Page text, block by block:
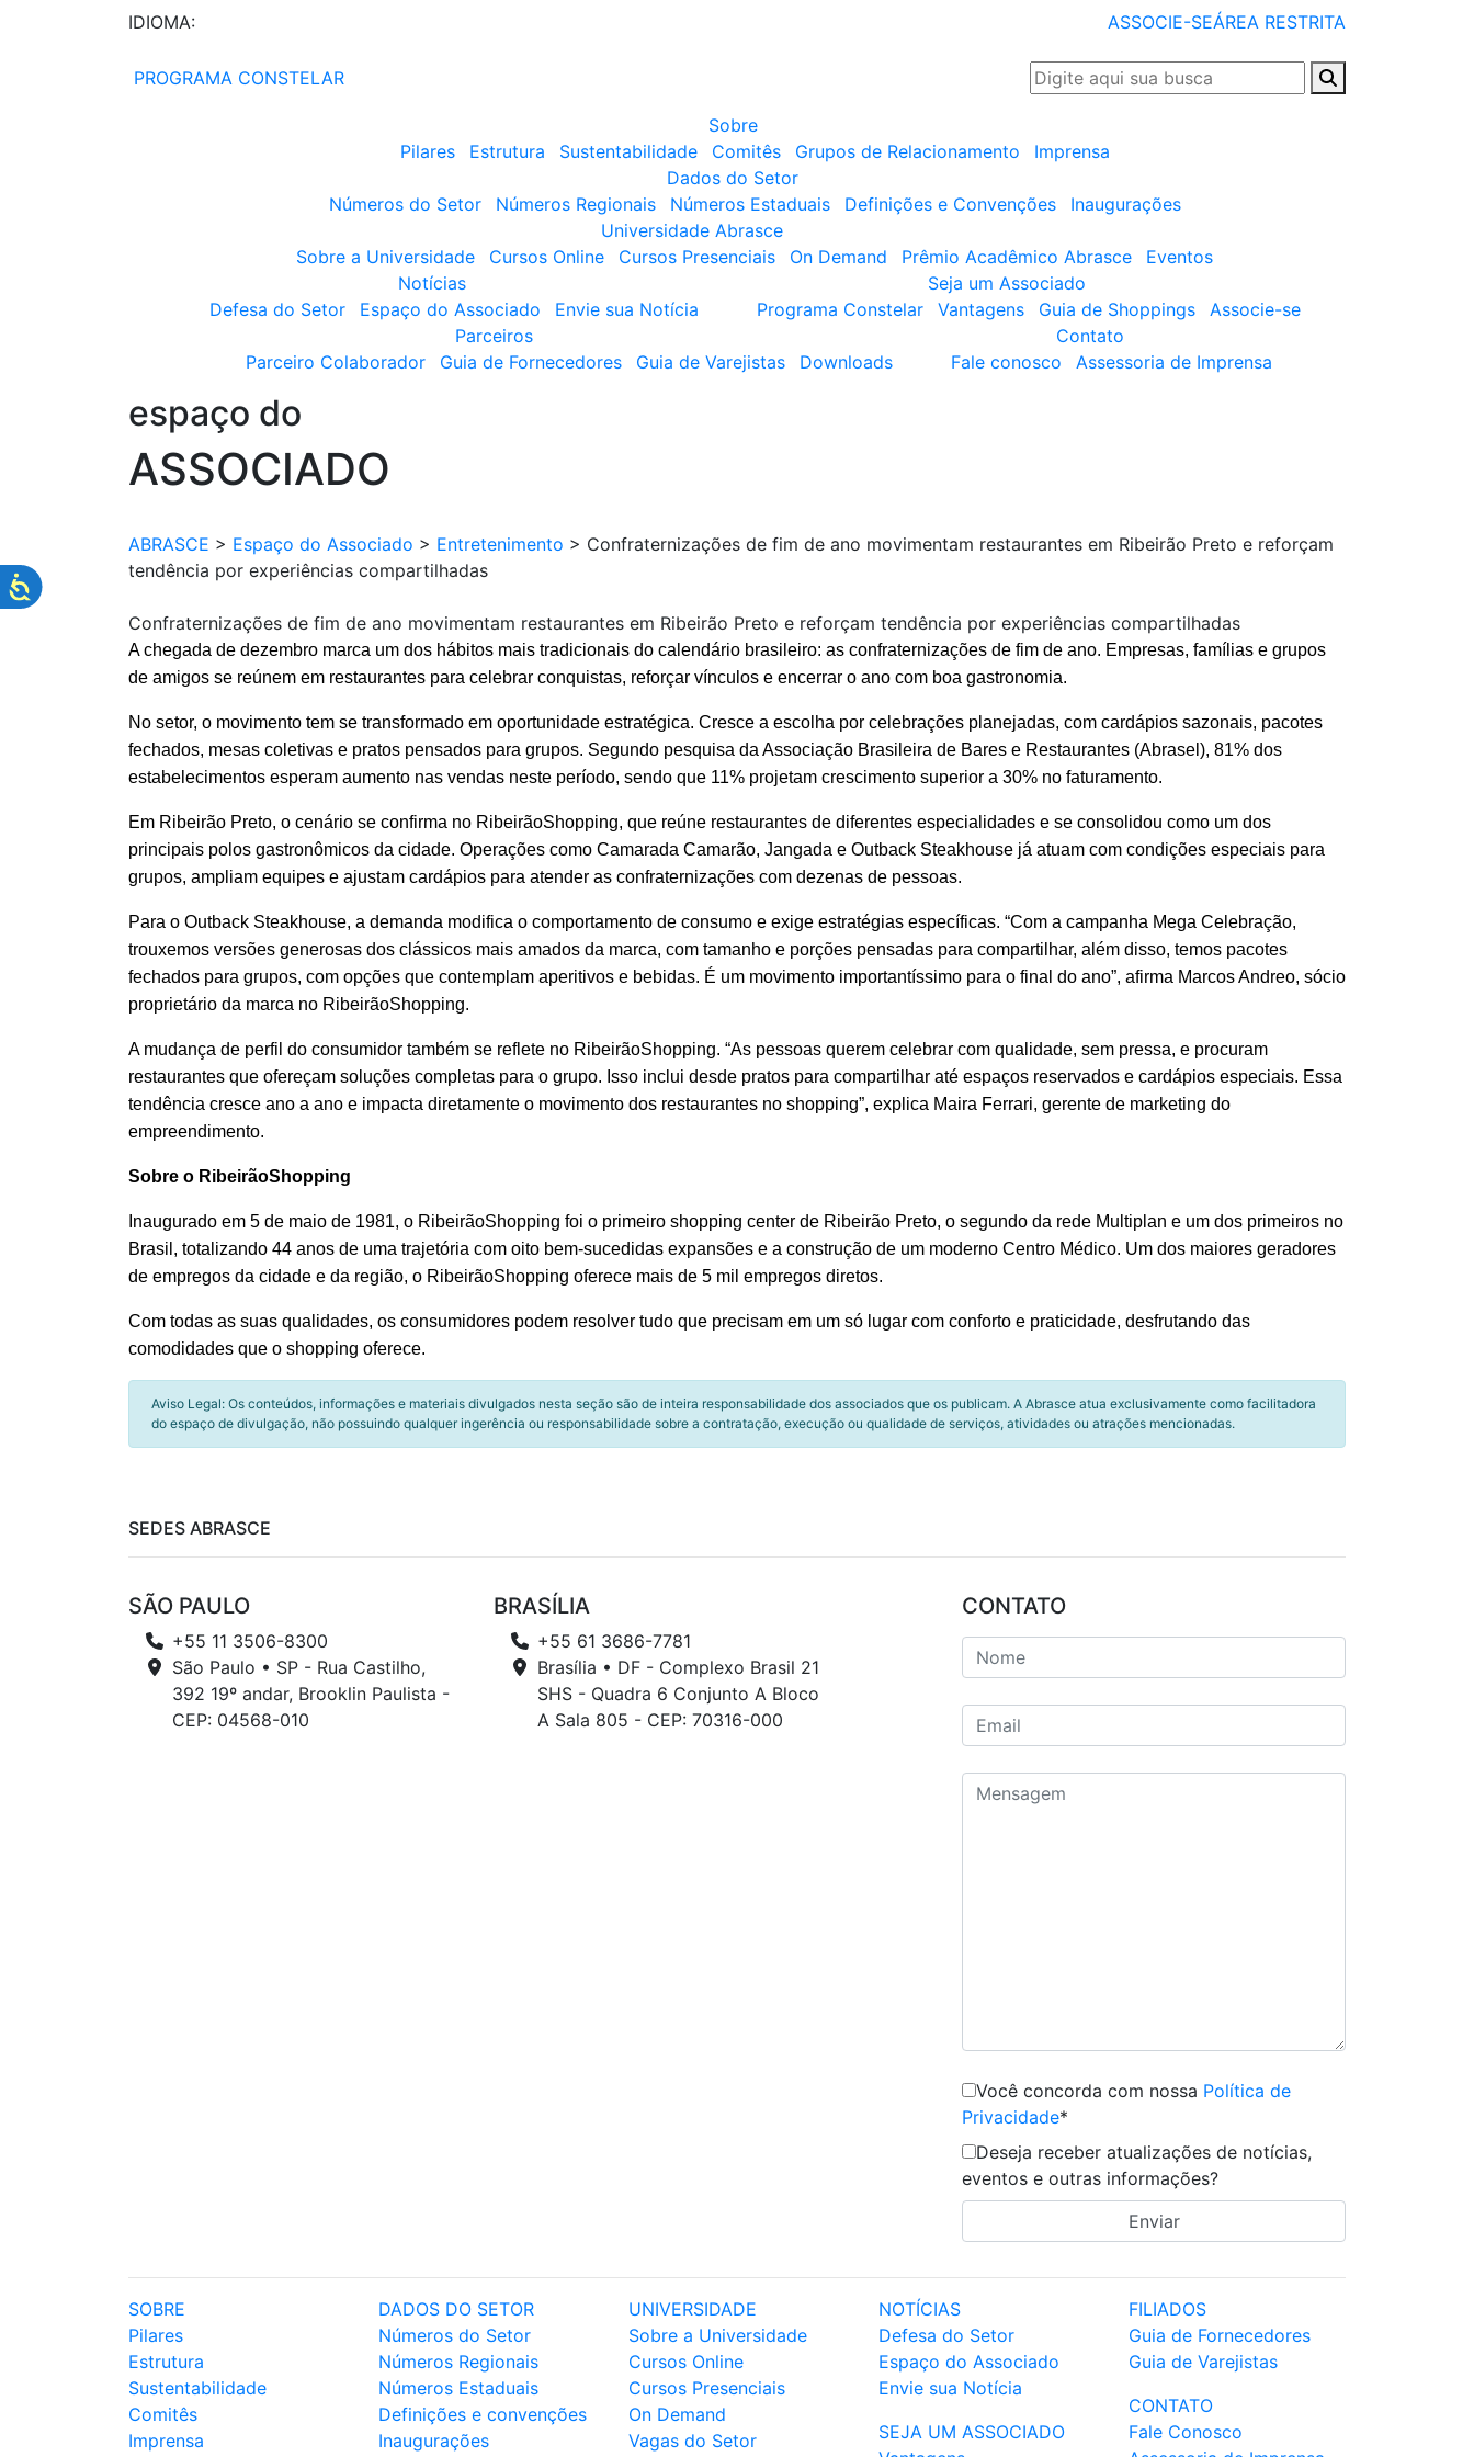
IDIOMA: ASSOCIE-SEÁREA RESTRITA
PROGRAMA CONSTELAR
Sobre
Pilares
Estrutura Sustentabilidade Comitês Grupos de Relacionamento
Imprensa
Dados do Setor
Números do Setor
Números Regionais Números Estaduais Definições e Convenções
Inaugurações
Universidade Abrasce
Sobre a Universidade
Cursos Online Cursos Presenciais On Demand Prêmio Acadêmico Abrasce
Eventos
Notícias
Defesa do Setor
Espaço do Associado Envie sua Notícia
Seja um Associado
Programa Constelar
Vantagens Guia de Shoppings
Associe-se
Parceiros
Parceiro Colaborador
Guia de Fornecedores Guia de Varejistas Downloads
Contato
Fale conosco
Assessoria de Imprensa
espaço do
ASSOCIADO
ABRASCE > Espaço do Associado > Entretenimento > Confraternizações de fim de ano movimentam restaurantes em Ribeirão Preto e reforçam
tendência por experiências compartilhadas
Confraternizações de fim de ano movimentam restaurantes em Ribeirão Preto e reforçam tendência por experiências compartilhadas
A chegada de dezembro marca um dos hábitos mais tradicionais do calendário brasileiro: as confraternizações de fim de ano. Empresas, famílias e grupos
de amigos se reúnem em restaurantes para celebrar conquistas, reforçar vínculos e encerrar o ano com boa gastronomia.
No setor, o movimento tem se transformado em oportunidade estratégica. Cresce a escolha por celebrações planejadas, com cardápios sazonais, pacotes
fechados, mesas coletivas e pratos pensados para grupos. Segundo pesquisa da Associação Brasileira de Bares e Restaurantes (Abrasel), 81% dos
estabelecimentos esperam aumento nas vendas neste período, sendo que 11% projetam crescimento superior a 30% no faturamento.
Em Ribeirão Preto, o cenário se confirma no RibeirãoShopping, que reúne restaurantes de diferentes especialidades e se consolidou como um dos
principais polos gastronômicos da cidade. Operações como Camarada Camarão, Jangada e Outback Steakhouse já atuam com condições especiais para
grupos, ampliam equipes e ajustam cardápios para atender as confraternizações com dezenas de pessoas.
Para o Outback Steakhouse, a demanda modifica o comportamento de consumo e exige estratégias específicas. “Com a campanha Mega Celebração,
trouxemos versões generosas dos clássicos mais amados da marca, com tamanho e porções pensadas para compartilhar, além disso, temos pacotes
fechados para grupos, com opções que contemplam aperitivos e bebidas. É um movimento importantíssimo para o final do ano”, afirma Marcos Andreo, sócio
proprietário da marca no RibeirãoShopping.
A mudança de perfil do consumidor também se reflete no RibeirãoShopping. “As pessoas querem celebrar com qualidade, sem pressa, e procuram
restaurantes que ofereçam soluções completas para o grupo. Isso inclui desde pratos para compartilhar até espaços reservados e cardápios especiais. Essa
tendência cresce ano a ano e impacta diretamente o movimento dos restaurantes no shopping”, explica Maira Ferrari, gerente de marketing do
empreendimento.
Sobre o RibeirãoShopping
Inaugurado em 5 de maio de 1981, o RibeirãoShopping foi o primeiro shopping center de Ribeirão Preto, o segundo da rede Multiplan e um dos primeiros no
Brasil, totalizando 44 anos de uma trajetória com oito bem-sucedidas expansões e a construção de um moderno Centro Médico. Um dos maiores geradores
de empregos da cidade e da região, o RibeirãoShopping oferece mais de 5 mil empregos diretos.
Com todas as suas qualidades, os consumidores podem resolver tudo que precisam em um só lugar com conforto e praticidade, desfrutando das
comodidades que o shopping oferece.
Aviso Legal: Os conteúdos, informações e materiais divulgados nesta seção são de inteira responsabilidade dos associados que os publicam. A Abrasce atua exclusivamente como facilitadora
do espaço de divulgação, não possuindo qualquer ingerência ou responsabilidade sobre a contratação, execução ou qualidade de serviços, atividades ou atrações mencionadas.
SEDES ABRASCE
SÃO PAULO
+55 11 3506-8300
São Paulo • SP - Rua Castilho,
392 19º andar, Brooklin Paulista -
CEP: 04568-010
BRASÍLIA
+55 61 3686-7781
Brasília • DF - Complexo Brasil 21
SHS - Quadra 6 Conjunto A Bloco
A Sala 805 - CEP: 70316-000
CONTATO
Você concorda com nossa Política de
Privacidade*
Deseja receber atualizações de notícias,
eventos e outras informações?
SOBRE
Pilares
Estrutura
Sustentabilidade
Comitês
Imprensa
DADOS DO SETOR
Números do Setor
Números Regionais
Números Estaduais
Definições e convenções
Inaugurações
UNIVERSIDADE
Sobre a Universidade
Cursos Online
Cursos Presenciais
On Demand
Vagas do Setor
NOTÍCIAS
Defesa do Setor
Espaço do Associado
Envie sua Notícia
SEJA UM ASSOCIADO
FILIADOS
Guia de Fornecedores
Guia de Varejistas
CONTATO
Fale Conosco